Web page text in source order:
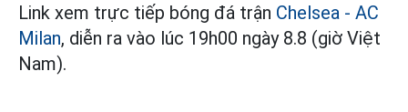
Link xem trực tiếp bóng đá trận Chelsea - AC
Milan, diễn ra vào lúc 19h00 ngày 8.8 (giờ Việt
Nam).